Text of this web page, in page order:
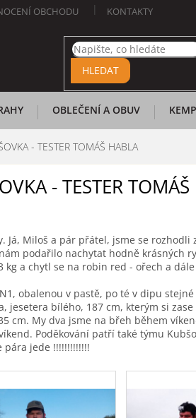
OBCHODU KONTAKTY
HLEDAT
OBLEČENÍ A OBUV
- TESTER TOMÁŠ HABLA
- TESTER
Já, Miloš a pár přátel, jsme se
podařilo nachytat hodně krásných
kg a chytl se na robin red - ořech a
obalenou v pastě, po té v dipu
jesetera bílého, 187 cm, kterým si
cm. My dva jsme na břeh během
Poděkování patří také týmu
pára jede !!!!!!!!!!!!!